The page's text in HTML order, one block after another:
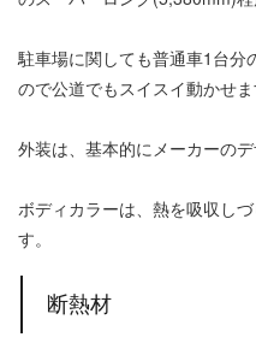
駐車場に関しても普通車1台分
ので公道でもスイスイ動かせま
外装は、基本的にメーカーのデ
ボディカラーは、熱を吸収し
す。
断熱材